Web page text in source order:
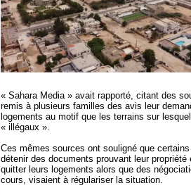
« Sahara Media » avait rapporté, citant des
remis à plusieurs familles des avis leur
logements au motif que les terrains sur
« illégaux ».
Ces mêmes sources ont souligné que
détenir des documents prouvant leur propriété
quitter leurs logements alors que des
cours, visaient à régulariser la situation.